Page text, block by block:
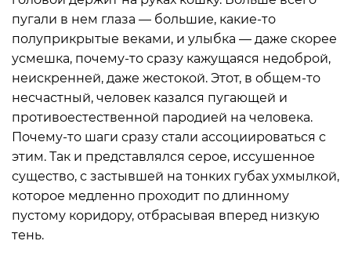
пугали в нем глаза — большие, какие-то
полуприкрытые веками, и улыбка — даже скорее
усмешка, почему-то сразу кажущаяся недоброй,
неискренней, даже жестокой. Этот, в общем-то
несчастный, человек казался пугающей и
противоестественной пародией на человека.
Почему-то шаги сразу стали ассоциироваться с
этим. Так и представлялся серое, иссушенное
существо, с застывшей на тонких губах ухмылкой,
которое медленно проходит по длинному
пустому коридору, отбрасывая вперед низкую
тень.